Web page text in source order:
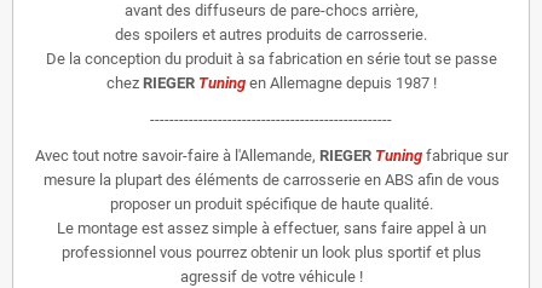
avant des diffuseurs de pare-chocs arrière,
des spoilers et autres produits de carrosserie.
De la conception du produit à sa fabrication en série tout se passe
chez RIEGER Tuningen Allemagne depuis 1987 !
--------------------------------------------------
Avec tout notre savoir-faire à l'Allemande, RIEGER Tuning fabrique sur
mesure la plupart des éléments de carrosserie en ABS afin de vous
proposer un produit spécifique de haute qualité.
Le montage est assez simple à effectuer, sans faire appel à un
professionnel vous pourrez obtenir un look plus sportif et plus
agressif de votre véhicule !